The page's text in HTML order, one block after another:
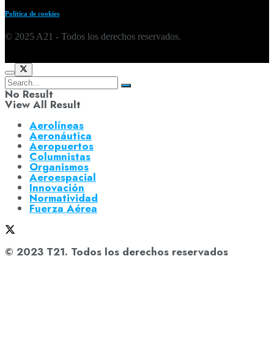
Política de cookies
© 2025 A21 - Todos los derechos reservados.
No Result
View All Result
Aerolíneas
Aeronáutica
Aeropuertos
Columnistas
Organismos
Aeroespacial
Innovación
Normatividad
Fuerza Aérea
© 2023 T21. Todos los derechos reservados